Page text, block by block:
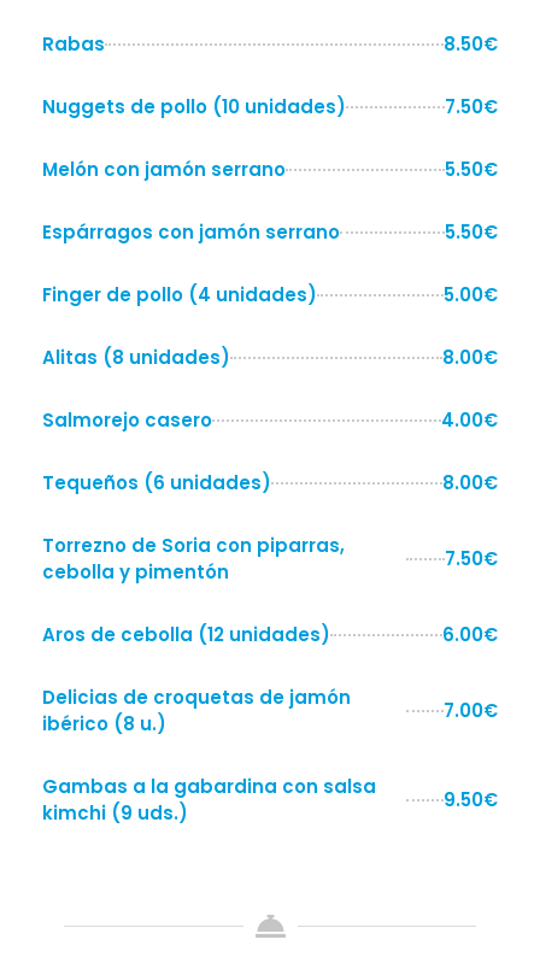
Rabas 8.50€
Nuggets de pollo (10 unidades) 7.50€
Melón con jamón serrano 5.50€
Espárragos con jamón serrano 5.50€
Finger de pollo (4 unidades) 5.00€
Alitas (8 unidades) 8.00€
Salmorejo casero 4.00€
Tequeños (6 unidades) 8.00€
Torrezno de Soria con piparras,
cebolla y pimentón
7.50€
Aros de cebolla (12 unidades) 6.00€
Delicias de croquetas de jamón
ibérico (8 u.)
7.00€
Gambas a la gabardina con salsa
kimchi (9 uds.)
9.50€